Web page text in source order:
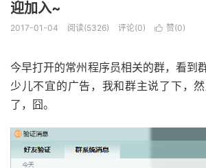
迎加入~
2017-01-04 阅读(5326) 评论(0)  赞(0)
今早打开的常州程序员相关的群，看到
少儿不宜的广告，我和群主说了下，
了，囧。